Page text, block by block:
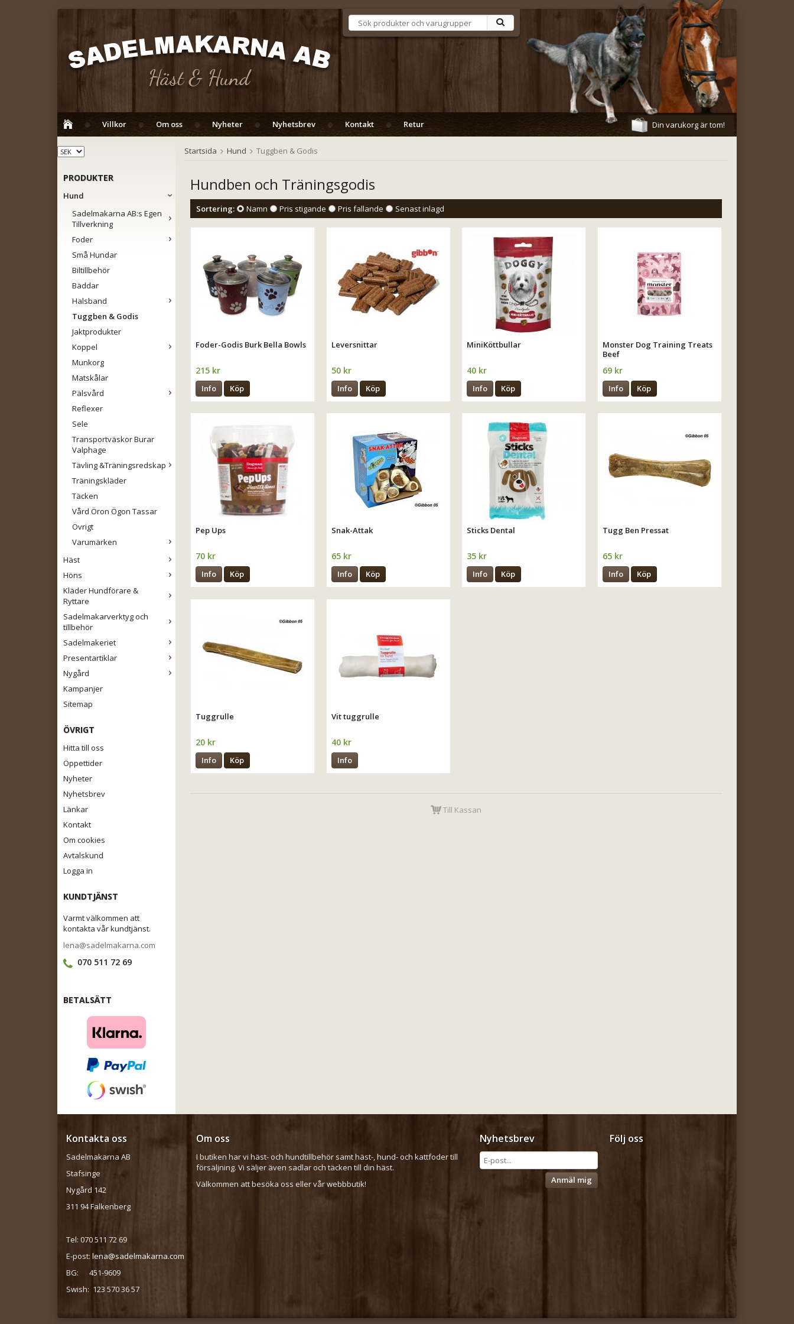
Villkor Om oss Nyheter Nyhetsbrev Kontakt Retur Din varukorg är tom!
PRODUKTER
Hund
Sadelmakarna AB:s Egen
Tillverkning
Foder
Små Hundar
Biltillbehör
Bäddar
Halsband
Tuggben & Godis
Jaktprodukter
Koppel
Munkorg
Matskålar
Pälsvård
Reflexer
Sele
Transportväskor Burar
Valphage
Tävling &Träningsredskap
Träningskläder
Täcken
Vård Öron Ögon Tassar
Övrigt
Varumärken
Häst
Höns
Kläder Hundförare &
Ryttare
Sadelmakarverktyg och
tillbehör
Sadelmakeriet
Presentartiklar
Nygård
Kampanjer
Sitemap
ÖVRIGT
Hitta till oss
Öppettider
Nyheter
Nyhetsbrev
Länkar
Kontakt
Om cookies
Avtalskund
Logga in
KUNDTJÄNST
Varmt välkommen att
kontakta vår kundtjänst.
lena@sadelmakarna.com
070 511 72 69
BETALSÄTT
Startsida Hund Tuggben & Godis
Hundben och Träningsgodis
Sortering: Namn Pris stigande Pris fallande Senast inlagd
Foder-Godis Burk Bella Bowls
215 kr
Info Köp
Leversnittar
50 kr
Info Köp
MiniKöttbullar
40 kr
Info Köp
Monster Dog Training Treats
Beef
69 kr
Info Köp
Pep Ups
70 kr
Info Köp
Snak-Attak
65 kr
Info Köp
Sticks Dental
35 kr
Info Köp
Tugg Ben Pressat
65 kr
Info Köp
Tuggrulle
20 kr
Info Köp
Vit tuggrulle
40 kr
Info
Till Kassan
Kontakta oss
Sadelmakarna AB
Stafsinge
Nygård 142
311 94 Falkenberg
Tel: 070 511 72 69
E-post: lena@sadelmakarna.com
BG: 451-9609
Swish: 123 570 36 57
Följ oss
Nyhetsbrev
Anmäl mig
Om oss
I butiken har vi häst- och hundtillbehör samt häst-, hund- och kattfoder till
försäljning. Vi säljer även sadlar och täcken till din häst.
Välkommen att besöka oss eller vår webbbutik!